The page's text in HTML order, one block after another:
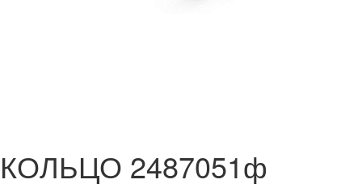
КОЛЬЦО 2487051ф